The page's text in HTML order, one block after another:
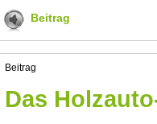
Beitrag
Beitrag
Das